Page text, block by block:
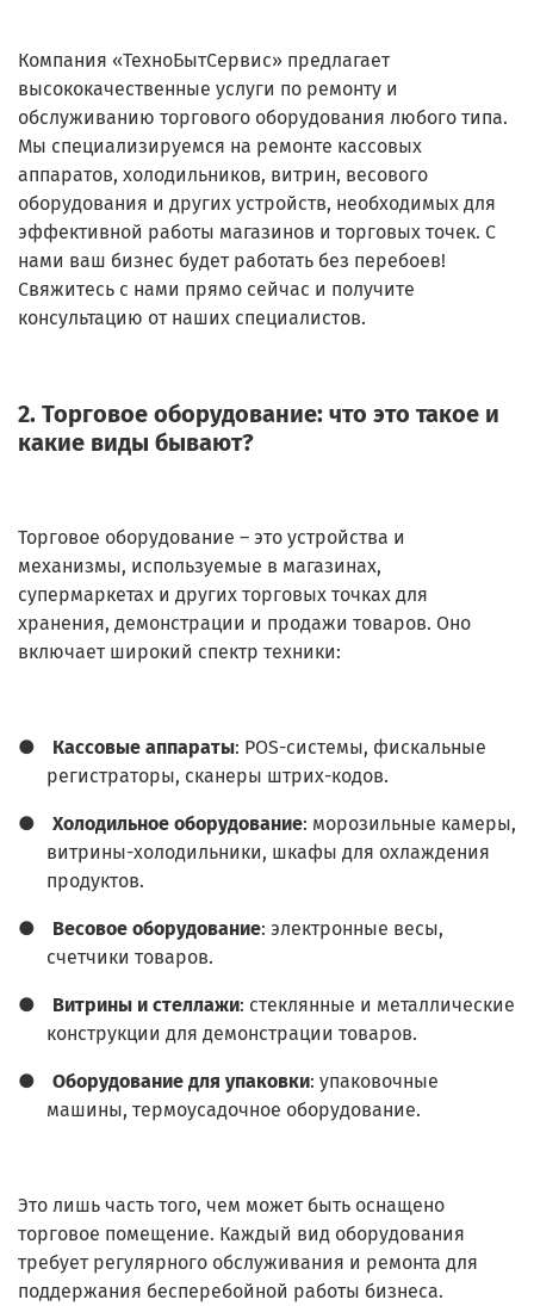
Компания «ТехноБытСервис» предлагает
высококачественные услуги по ремонту и
обслуживанию торгового оборудования любого типа.
Мы специализируемся на ремонте кассовых
аппаратов, холодильников, витрин, весового
оборудования и других устройств, необходимых для
эффективной работы магазинов и торговых точек. С
нами ваш бизнес будет работать без перебоев!
Свяжитесь с нами прямо сейчас и получите
консультацию от наших специалистов.
2. Торговое оборудование: что это такое и
какие виды бывают?
Торговое оборудование – это устройства и
механизмы, используемые в магазинах,
супермаркетах и других торговых точках для
хранения, демонстрации и продажи товаров. Оно
включает широкий спектр техники:
● Кассовые аппараты: POS-системы, фискальные
регистраторы, сканеры штрих-кодов.
● Холодильное оборудование: морозильные камеры,
витрины-холодильники, шкафы для охлаждения
продуктов.
● Весовое оборудование: электронные весы,
счетчики товаров.
● Витрины и стеллажи: стеклянные и металлические
конструкции для демонстрации товаров.
● Оборудование для упаковки: упаковочные
машины, термоусадочное оборудование.
Это лишь часть того, чем может быть оснащено
торговое помещение. Каждый вид оборудования
требует регулярного обслуживания и ремонта для
поддержания бесперебойной работы бизнеса.